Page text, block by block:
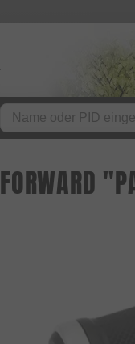
FORWARD